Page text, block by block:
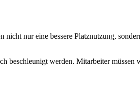
nur eine bessere Platznutzung,
beschleunigt werden. Mitarbeiter